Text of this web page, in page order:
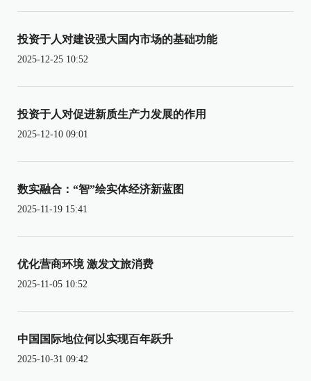
投资于人对建设强大国内市场的基础功能
2025-12-25 10:52
投资于人对促进新质生产力发展的作用
2025-12-10 09:01
数实融合：“智”绘实体经济新蓝图
2025-11-19 15:41
优化营商环境 激发文旅消费
2025-11-05 10:52
中国国际地位何以实现百年跃升
2025-10-31 09:42